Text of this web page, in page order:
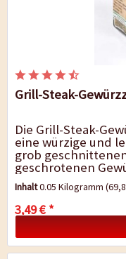
Grill-Steak-
Die Grill-Steak-
eine würzige und
grob
geschrotenen
Rauchnote. Sie
Inhalt0.05 Kilogramm
3,49 € *